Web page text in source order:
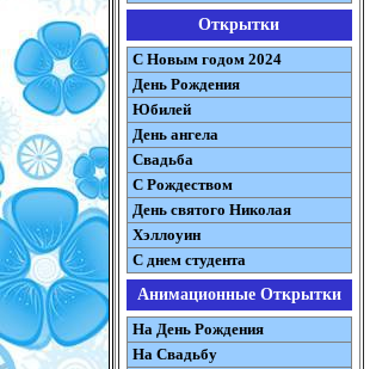
Открытки
С Новым годом 2024
День Рождения
Юбилей
День ангела
Свадьба
С Рождеством
День святого Николая
Хэллоуин
С днем студента
Анимационные Открытки
На День Рождения
На Свадьбу